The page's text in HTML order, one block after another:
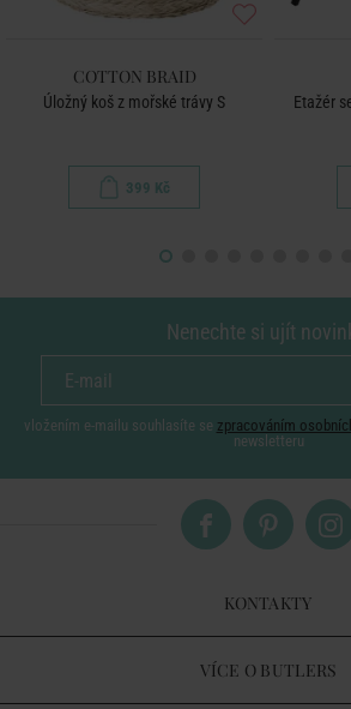
COTTON BRAID
Úložný koš z mořské trávy S
399 Kč
Etažér
Nenechte si ujít
vložením e-mailu souhlasíte se zpracováním
newsletteru
KONTAKTY
VÍCE O BUTLERS